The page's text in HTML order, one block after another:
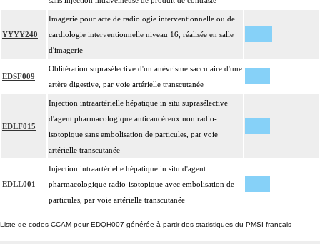
YYYY240
Imagerie pour acte de radiologie interventionnelle ou de
cardiologie interventionnelle niveau 16, réalisée en salle
d'imagerie
EDSF009
Oblitération suprasélective d'un anévrisme sacculaire d'une
artère digestive, par voie artérielle transcutanée
EDLF015
Injection intraartérielle hépatique in situ suprasélective
d'agent pharmacologique anticancéreux non radio-
isotopique sans embolisation de particules, par voie
artérielle transcutanée
EDLL001
Injection intraartérielle hépatique in situ d'agent
pharmacologique radio-isotopique avec embolisation de
particules, par voie artérielle transcutanée
Liste de codes CCAM pour EDQH007 générée à partir des statistiques du PMSI français